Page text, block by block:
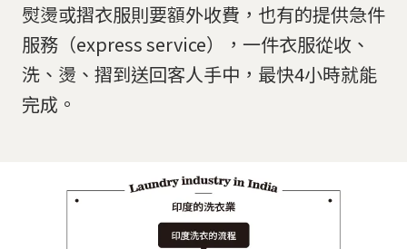
熨燙或摺衣服則要額外收費，也有的提供急件
服務（express service），一件衣服從收、
洗、燙、摺到送回客人手中，最快4小時就能
完成。